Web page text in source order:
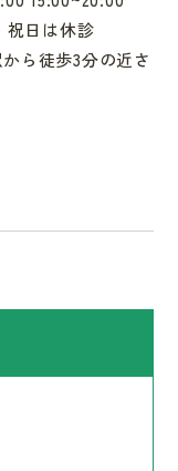
日は休診
ら徒歩3分の近さ